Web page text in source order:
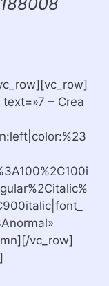
– Crea
vc_row]